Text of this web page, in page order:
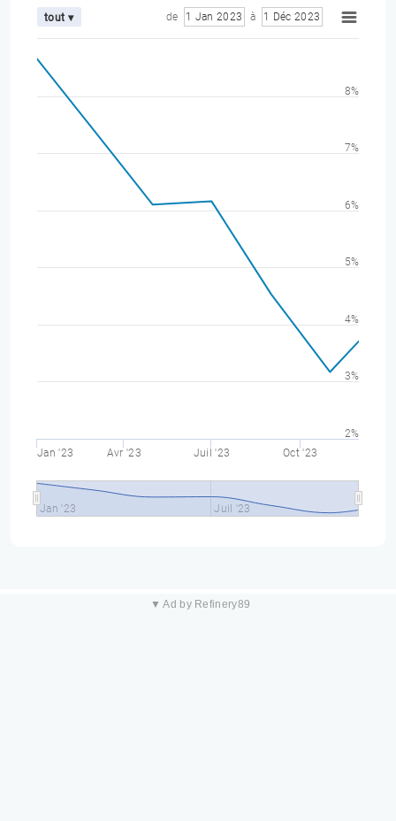
tout ▾ de 1 Jan 2023 à 1 Déc 2023
Jan '23 Avr '23 Juil '23 Oct '23
Jan '23 Juil '23
2%
3%
4%
5%
6%
7%
8%
▼ Ad by Refinery89